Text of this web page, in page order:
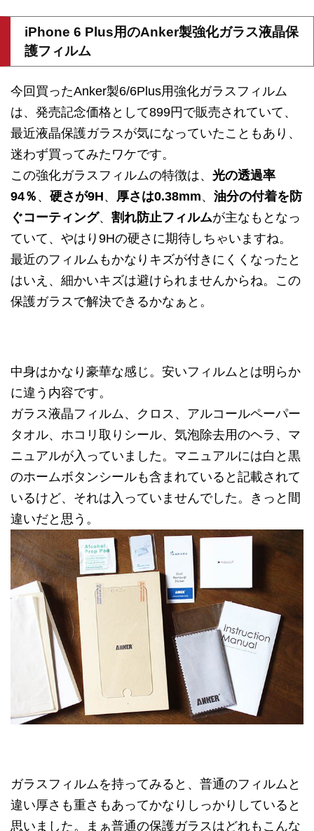
iPhone 6 Plus用のAnker製強化ガラス液晶保
護フィルム
今回買ったAnker製6/6Plus用強化ガラスフィルム
は、発売記念価格として899円で販売されていて、
最近液晶保護ガラスが気になっていたこともあり、
迷わず買ってみたワケです。
この強化ガラスフィルムの特徴は、 光の透過率
94％ 、 硬さが9H、 厚さは0.38mm、 油分の付着を防
ぐコーティング、 割れ防止フィルムが主なもとなっ
ていて、やはり9Hの硬さに期待しちゃいますね。
最近のフィルムもかなりキズが付きにくくなったと
はいえ、細かいキズは避けられませんからね。この
保護ガラスで解決できるかなぁと。
中身はかなり豪華な感じ。安いフィルムとは明らか
に違う内容です。
ガラス液晶フィルム、クロス、アルコールペーパー
タオル、ホコリ取りシール、気泡除去用のヘラ、マ
ニュアルが入っていました。マニュアルには白と黒
のホームボタンシールも含まれていると記載されて
いるけど、それは入っていませんでした。きっと間
違いだと思う。
ガラスフィルムを持ってみると、普通のフィルムと
違い厚さも重さもあってかなりしっかりしていると
思いました。まぁ普通の保護ガラスはどれもこんな